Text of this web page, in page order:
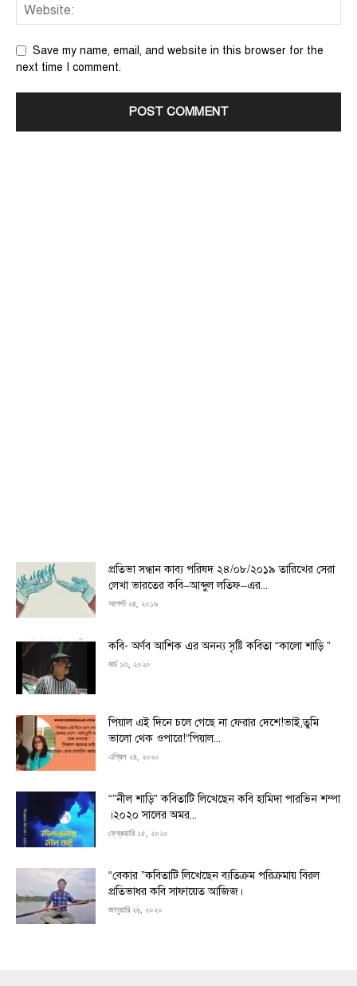
Save my name, email, and website in this browser for the
next time I comment.
প্রতিভা সন্ধান কাব্য পরিষদ ২৪/০৮/২০১৯ তারিখের সেরা
লেখা ভারতের কবি–আব্দুল লতিফ–এর...
আগস্ট ২৪, ২০১৯
কবি- অর্ণব আশিক এর অনন্য সৃষ্টি কবিতা “কালো শাড়ি ”
মার্চ ১৩, ২০২০
পিয়াল এই দিনে চলে গেছে না ফেরার দেশে!ভাই,তুমি
ভালো থেক ওপারে!“পিয়াল...
এপ্রিল ২৪, ২০২০
“”নীল শাড়ি” কবিতাটি লিখেছেন কবি হামিদা পারভিন শম্পা
।২০২০ সালের অমর...
ফেব্রুয়ারি ১৫, ২০২০
“বেকার ”কবিতাটি লিখেছেন ব্যতিক্রম পরিক্রমায় বিরল
প্রতিভাধর কবি সাফায়েত আজিজ।
জানুয়ারি ২৬, ২০২০